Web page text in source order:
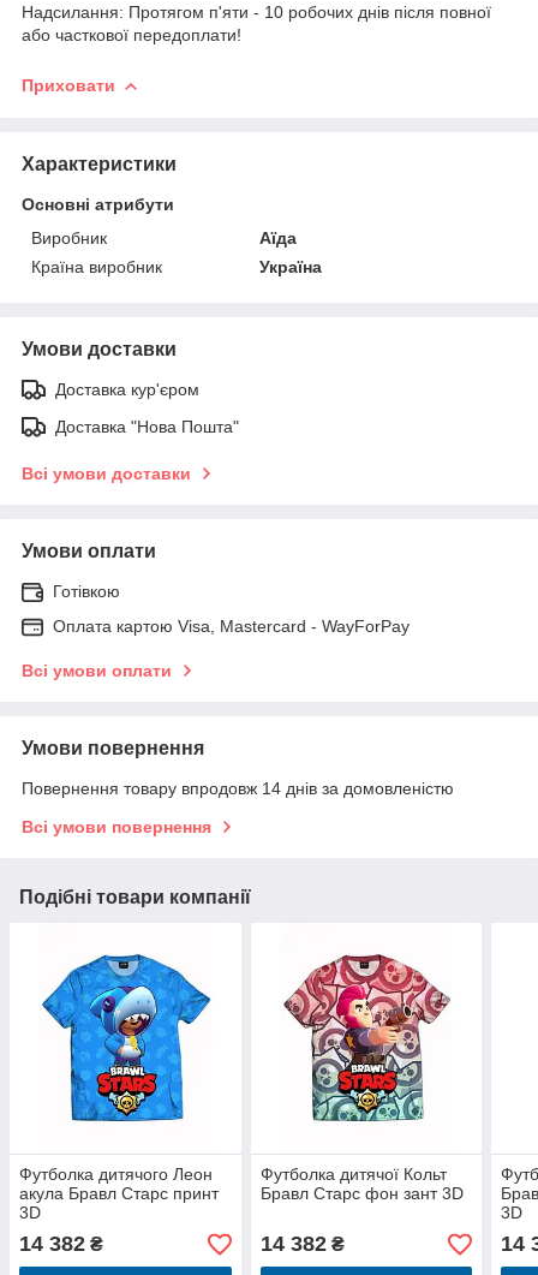
Надсилання: Протягом п'яти - 10 робочих днів після повної
або часткової передоплати!
Приховати
Характеристики
Основні атрибути
Виробник
Аїда
Країна виробник
Україна
Умови доставки
Доставка кур'єром
Доставка "Нова Пошта"
Всі умови доставки
Умови оплати
Готівкою
Оплата картою Visa, Mastercard - WayForPay
Всі умови оплати
Умови повернення
Повернення товару впродовж 14 днів за домовленістю
Всі умови повернення
Подібні товари компанії
Футболка дитячого Леон
акула Бравл Старс принт
3D
14 382 ₴
Футболка дитячої Кольт
Бравл Старс фон зант 3D
14 382₴
3D
14